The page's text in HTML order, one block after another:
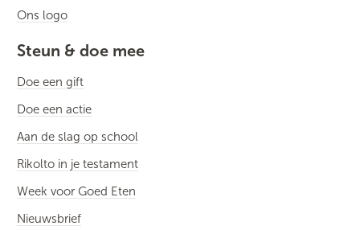
Ons logo
Steun & doe mee
Doe een gift
Doe een actie
Aan de slag op school
Rikolto in je testament
Week voor Goed Eten
Nieuwsbrief